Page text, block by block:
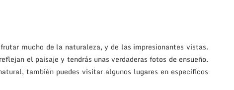
mucho de la naturaleza, y de las impresionantes vistas.
el paisaje y tendrás unas verdaderas fotos de ensueño.
también puedes visitar algunos lugares en específicos